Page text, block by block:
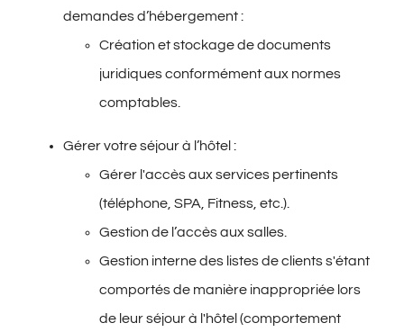
demandes d’hébergement :
Création et stockage de documents
juridiques conformément aux normes
comptables.
Gérer votre séjour à l’hôtel :
Gérer l'accès aux services pertinents
(téléphone, SPA, Fitness, etc.).
Gestion de l’accès aux salles.
Gestion interne des listes de clients s'étant
comportés de manière inappropriée lors
de leur séjour à l'hôtel (comportement